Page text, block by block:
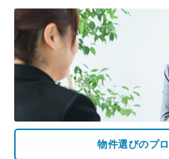
物件選びのプ